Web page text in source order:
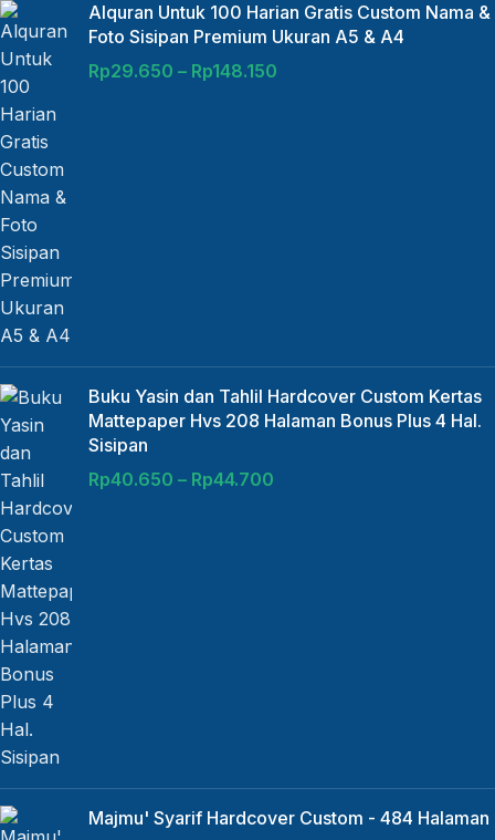
Alquran Untuk 100 Harian Gratis Custom Nama &
Foto Sisipan Premium Ukuran A5 & A4
Rp29.650 – Rp148.150
Buku Yasin dan Tahlil Hardcover Custom Kertas
Mattepaper Hvs 208 Halaman Bonus Plus 4 Hal.
Sisipan
Rp40.650 – Rp44.700
Majmu' Syarif Hardcover Custom - 484 Halaman